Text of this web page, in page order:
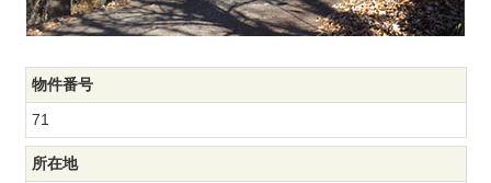
物件番号
71
所在地